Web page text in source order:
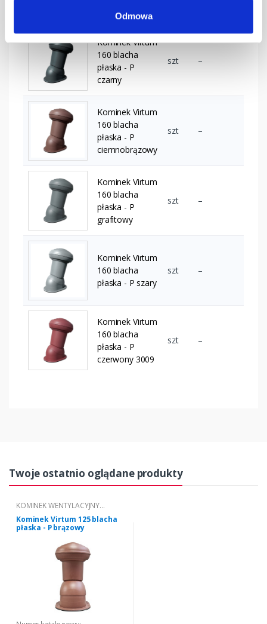
Odmowa
Kominek Virtum
160 blacha
płaska - P
czarny
szt –
Kominek Virtum
160 blacha
płaska - P
ciemnobrązowy
szt –
Kominek Virtum
160 blacha
płaska - P
grafitowy
szt –
Kominek Virtum
160 blacha
płaska - P szary
szt –
Kominek Virtum
160 blacha
płaska - P
czerwony 3009
szt –
Twoje ostatnio oglądane produkty
KOMINEK WENTYLACYJNY
VIRTUM® DO POKRYĆ Z BLACHY
PŁASKIEJ
Kominek Virtum 125 blacha
płaska - P brązowy